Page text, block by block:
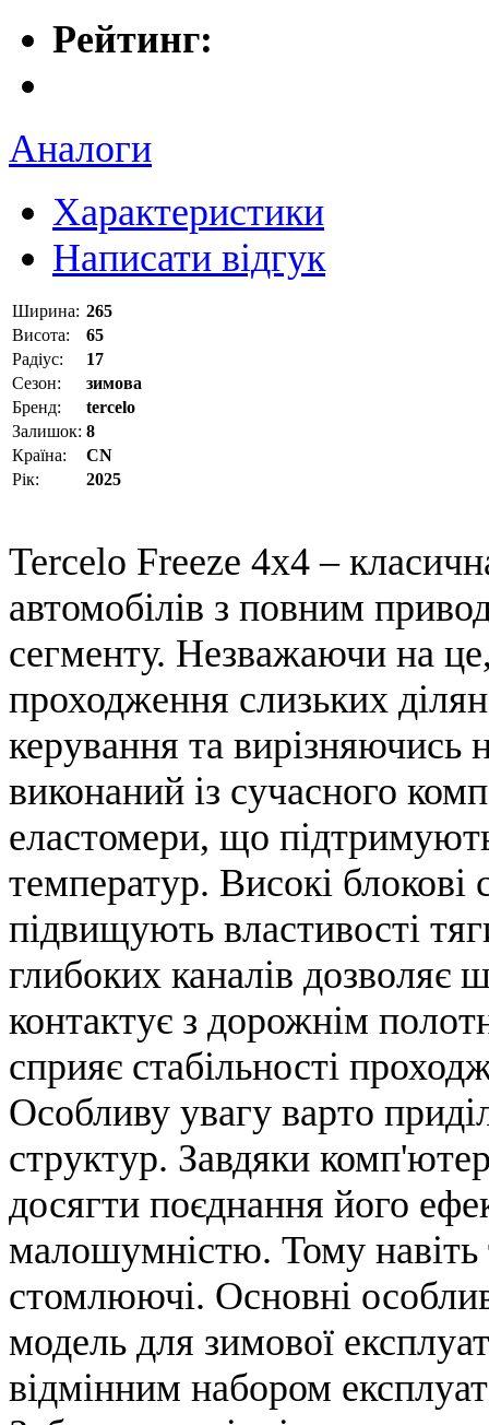
Рейтинг:
Аналоги
Характеристики
Написати відгук
Ширина: 265
Висота:
65
Радіус:
17
Сезон:
зимова
Бренд:
tercelo
Залишок: 8
Країна:
CN
Рік:
2025
Tercelo Freeze 4x4 –
автомобілів з повним
сегменту. Незважаючи на
проходження слизьких
керування та
виконаний із сучасного
еластомери, що
температур. Високі
підвищують властивості
глибоких каналів дозволяє
контактує з дорожнім
сприяє стабільності
Особливу увагу варто
структур. Завдяки
досягти поєднання його
малошумністю. Тому навіть
стомлюючі. Основні
модель для зимової
відмінним набором